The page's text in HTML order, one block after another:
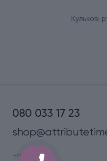
Кулькові
080 033 17 23
Час роботи: